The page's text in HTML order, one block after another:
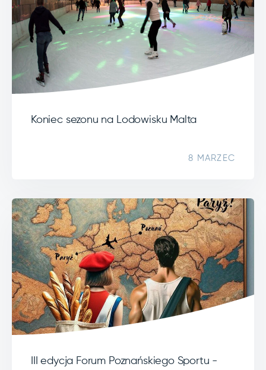
Koniec sezonu na Lodowisku Malta
8 MARZEC
III edycja Forum Poznańskiego Sportu -